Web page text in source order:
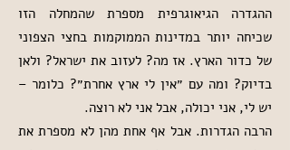
ההגדרה הגיאוגרפית מספרת שהמחלה הזו
שכיחה יותר במדינות הממוקמות בחצי הצפוני
של כדור הארץ. אז מה? לעזוב את ישראל? ולאן
בדיוק? ומה עם ״אין לי ארץ אחרת״? כלומר –
יש לי, אני יכולה, אבל אני לא רוצה.
הרבה הגדרות. אבל אף אחת מהן לא מספרת את